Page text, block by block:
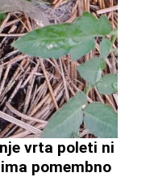
vrta poleti ni
pomembno